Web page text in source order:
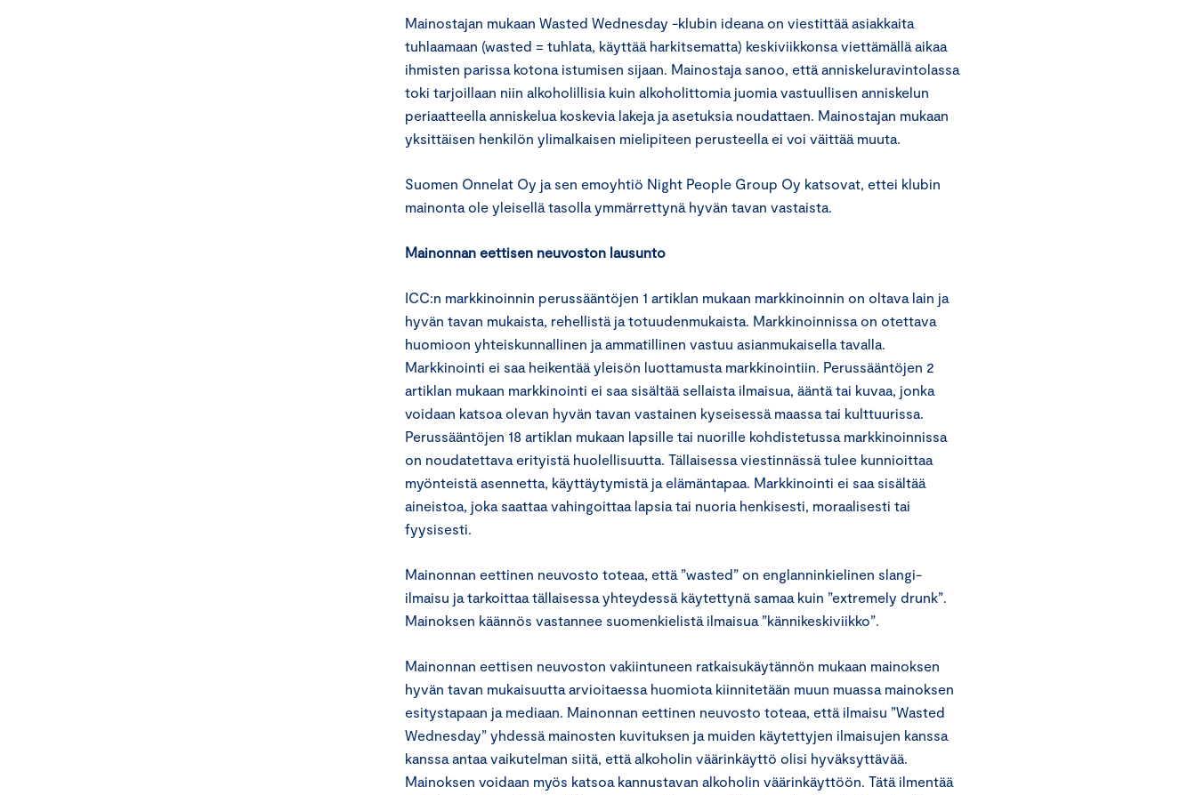
Mainostajan mukaan Wasted Wednesday -klubin ideana on viestittää asiakkaita
tuhlaamaan (wasted = tuhlata, käyttää harkitsematta) keskiviikkonsa viettämällä aikaa
ihmisten parissa kotona istumisen sijaan. Mainostaja sanoo, että anniskeluravintolassa
toki tarjoillaan niin alkoholillisia kuin alkoholittomia juomia vastuullisen anniskelun
periaatteella anniskelua koskevia lakeja ja asetuksia noudattaen. Mainostajan mukaan
yksittäisen henkilön ylimalkaisen mielipiteen perusteella ei voi väittää muuta.
Suomen Onnelat Oy ja sen emoyhtiö Night People Group Oy katsovat, ettei klubin
mainonta ole yleisellä tasolla ymmärrettynä hyvän tavan vastaista.
Mainonnan eettisen neuvoston lausunto
ICC:n markkinoinnin perussääntöjen 1 artiklan mukaan markkinoinnin on oltava lain ja
hyvän tavan mukaista, rehellistä ja totuudenmukaista. Markkinoinnissa on otettava
huomioon yhteiskunnallinen ja ammatillinen vastuu asianmukaisella tavalla.
Markkinointi ei saa heikentää yleisön luottamusta markkinointiin. Perussääntöjen 2
artiklan mukaan markkinointi ei saa sisältää sellaista ilmaisua, ääntä tai kuvaa, jonka
voidaan katsoa olevan hyvän tavan vastainen kyseisessä maassa tai kulttuurissa.
Perussääntöjen 18 artiklan mukaan lapsille tai nuorille kohdistetussa markkinoinnissa
on noudatettava erityistä huolellisuutta. Tällaisessa viestinnässä tulee kunnioittaa
myönteistä asennetta, käyttäytymistä ja elämäntapaa. Markkinointi ei saa sisältää
aineistoa, joka saattaa vahingoittaa lapsia tai nuoria henkisesti, moraalisesti tai
fyysisesti.
Mainonnan eettinen neuvosto toteaa, että ”wasted” on englanninkielinen slangi-
ilmaisu ja tarkoittaa tällaisessa yhteydessä käytettynä samaa kuin ”extremely drunk”.
Mainoksen käännös vastannee suomenkielistä ilmaisua ”kännikeskiviikko”.
Mainonnan eettisen neuvoston vakiintuneen ratkaisukäytännön mukaan mainoksen
hyvän tavan mukaisuutta arvioitaessa huomiota kiinnitetään muun muassa mainoksen
esitystapaan ja mediaan. Mainonnan eettinen neuvosto toteaa, että ilmaisu ”Wasted
Wednesday” yhdessä mainosten kuvituksen ja muiden käytettyjen ilmaisujen kanssa
kanssa antaa vaikutelman siitä, että alkoholin väärinkäyttö olisi hyväksyttävää.
Mainoksen voidaan myös katsoa kannustavan alkoholin väärinkäyttöön. Tätä ilmentää